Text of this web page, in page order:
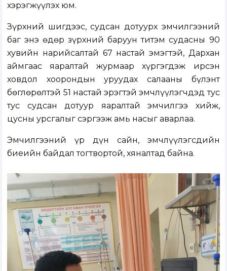
хэрэгжүүлэх юм.
Зүрхний шигдээс, судсан дотуурх эмчилгээний
баг энэ өдөр зүрхний баруун титэм судасны 90
хувийн нарийсалтай 67 настай эмэгтэй, Дархан
аймгаас яаралтай журмаар хүргэгдэж ирсэн
ховдол хоорондын уруудах салааны бүлэнт
бөглөрөлтэй 51 настай эрэгтэй эмчлүүлэгчдэд тус
тус судсан дотуур яаралтай эмчилгээ хийж,
цусны урсгалыг сэргээж амь насыг аварлаа.
Эмчилгээний үр дүн сайн, эмчлүүлэгсдийн
биеийн байдал тогтвортой, хяналтад байна.